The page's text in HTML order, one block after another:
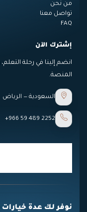
من نحن
تواصل معنا
FAQ
إشترك الآن
انضم إلينا في رحلة
المنصة.
السعودية — الرياض
+966 59 489 2252
نوفر لك عدة خيارات